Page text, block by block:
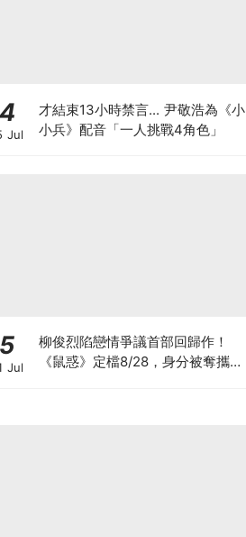
4
Jul
才結束13小時禁言... 尹敬浩為《小
小兵》配音「一人挑戰4角色」
5
Jul
柳俊烈陷戀情爭議首部回歸作！
《鼠惑》定檔8/28，身分被奪攜手